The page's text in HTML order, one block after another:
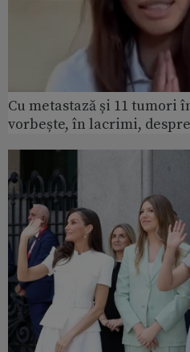
Cu metastază și 11 tumori
vorbește, în lacrimi,